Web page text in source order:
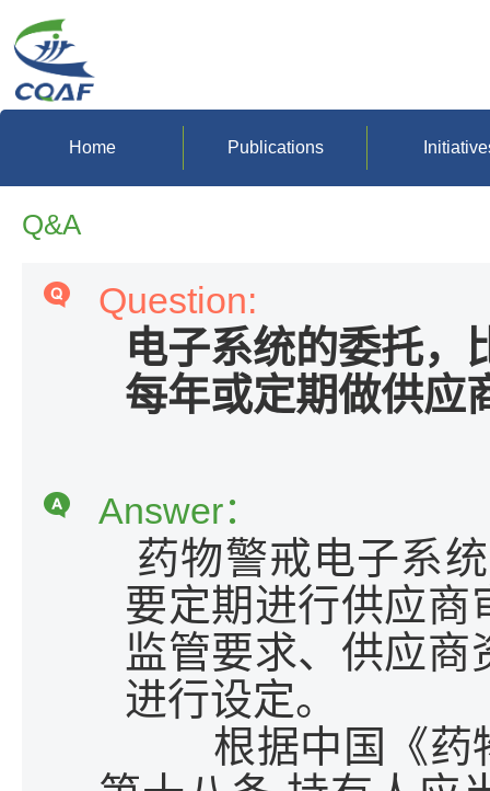
Home Publications
Q&A
Question:
电子系统的委托，
每年或定期做供应
Answer：
药物警戒电子系
要定期进行供应商
监管要求、供应
进行设定。
根据中国《药